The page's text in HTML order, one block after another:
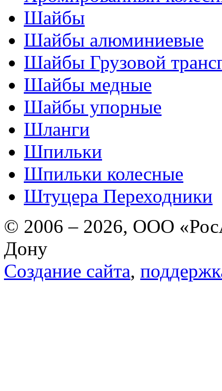
Шайбы
Шайбы алюминиевые
Шайбы Грузовой
Шайбы медные
Шайбы упорные
Шланги
Шпильки
Шпильки колесные
Штуцера Переходники
© 2006 – 2026, ООО
Дону
Создание сайта,